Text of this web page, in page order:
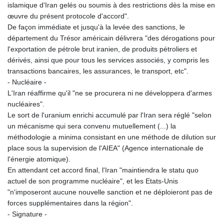
islamique d'Iran gelés ou soumis à des restrictions dès la mise en
œuvre du présent protocole d'accord".
De façon immédiate et jusqu'à la levée des sanctions, le
département du Trésor américain délivrera "des dérogations pour
l'exportation de pétrole brut iranien, de produits pétroliers et
dérivés, ainsi que pour tous les services associés, y compris les
transactions bancaires, les assurances, le transport, etc".
- Nucléaire -
L'Iran réaffirme qu'il "ne se procurera ni ne développera d'armes
nucléaires".
Le sort de l'uranium enrichi accumulé par l'Iran sera réglé "selon
un mécanisme qui sera convenu mutuellement (...) la
méthodologie a minima consistant en une méthode de dilution sur
place sous la supervision de l'AIEA" (Agence internationale de
l'énergie atomique).
En attendant cet accord final, l'Iran "maintiendra le statu quo
actuel de son programme nucléaire", et les Etats-Unis
"n'imposeront aucune nouvelle sanction et ne déploieront pas de
forces supplémentaires dans la région".
- Signature -